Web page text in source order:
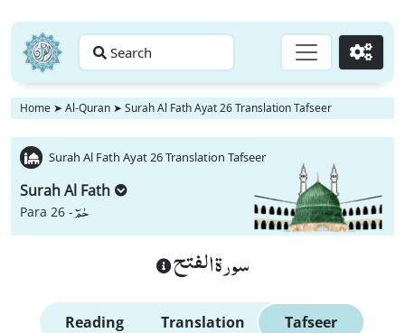
Search Go
Home ➤ Al-Quran ➤ Surah Al Fath Ayat 26 Translation Tafseer
Surah Al Fath Ayat 26 Translation Tafseer
Surah Al Fath
Para 26 -حٰمٓ
سورة الفتح
Reading Translation Tafseer